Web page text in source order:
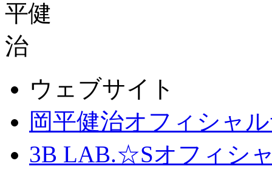
ウェブサイト
岡平健治オフィシャ
3B LAB.☆Sオフィシ